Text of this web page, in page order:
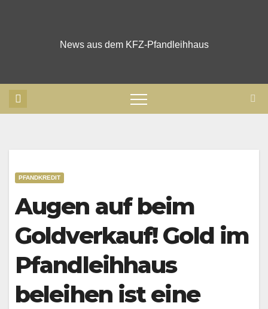
News aus dem KFZ-Pfandleihhaus
PFANDKREDIT
Augen auf beim
Goldverkauf! Gold im
Pfandleihhaus
beleihen ist eine